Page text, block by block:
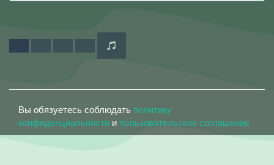
Вы обязуетесь соблюдать политику
конфиденциальности и пользовательское соглашение